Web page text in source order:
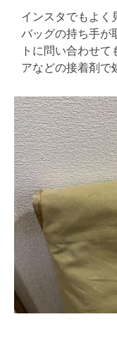
インスタでもよく
バッグの持ち手が
トに問い合わせ
アなどの接着剤で